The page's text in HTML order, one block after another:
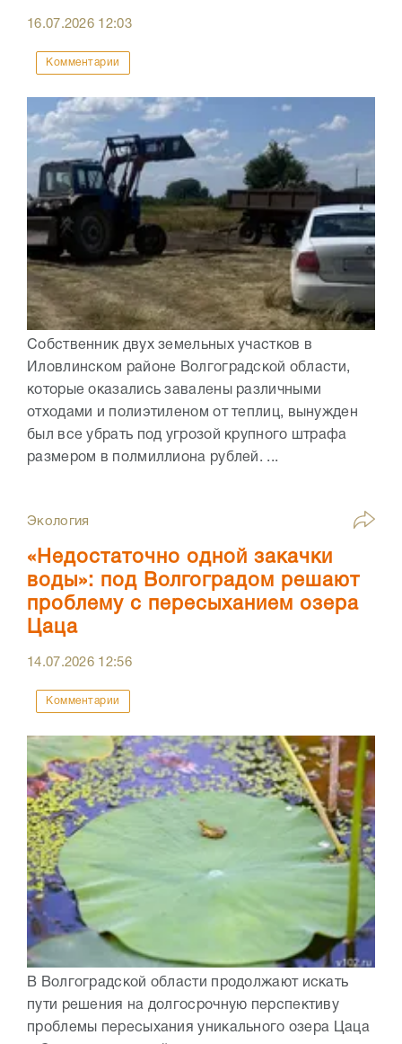
16.07.2026 12:03
Комментарии
Собственник двух земельных участков в
Иловлинском районе Волгоградской области,
которые оказались завалены различными
отходами и полиэтиленом от теплиц, вынужден
был все убрать под угрозой крупного штрафа
размером в полмиллиона рублей. ...
Экология
«Недостаточно одной закачки
воды»: под Волгоградом решают
проблему с пересыханием озера
Цаца
14.07.2026 12:56
Комментарии
В Волгоградской области продолжают искать
пути решения на долгосрочную перспективу
проблемы пересыхания уникального озера Цаца